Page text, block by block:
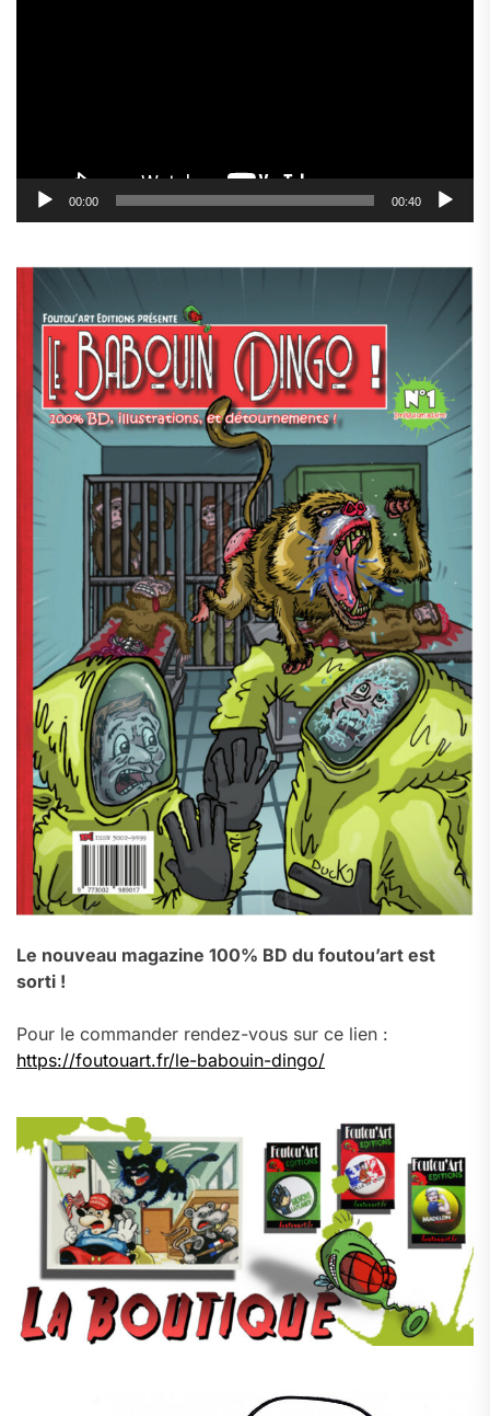
00:00 00:40
Le nouveau magazine 100% BD du foutou’art est
sorti !
Pour le commander rendez-vous sur ce lien :
https://foutouart.fr/le-babouin-dingo/